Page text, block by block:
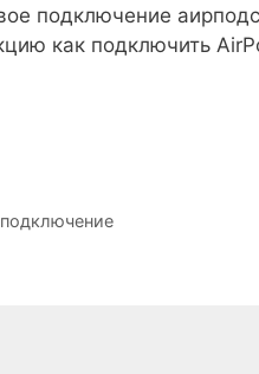
подключение
как подключить
подключение